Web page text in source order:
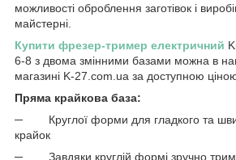
можливості оброблення заготівок і
майстерні.
Купити фрезер-тример електричний
6-8 з двома змінними базами можна в
магазині K-27.com.ua за доступною
Пряма крайкова база:
─ Круглої форми для гладкого та
крайок
─ Завдяки круглій формі зручно